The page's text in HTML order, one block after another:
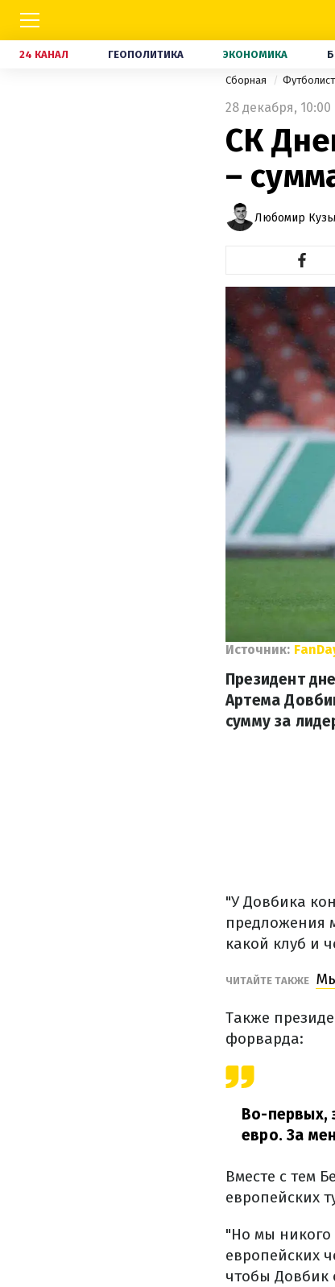
24 КАНАЛ ГЕОПОЛИТИКА ЭКОНОМИКА
Сборная
28 декабря, 10:00
СК
–
Любомир
Источник:
Президент
Артема
сумму за
"У Довбика
предложения
какой клуб и
ЧИТАЙТЕ ТАКЖЕ
Также
форварда:
Во-первых,
евро. За
Вместе с тем
европейских
"Но мы никого
европейских
чтобы Довбик